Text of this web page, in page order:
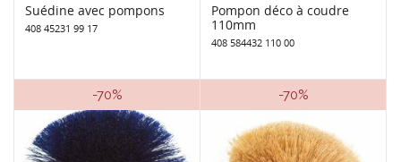
Suédine avec pompons
408 45231 99 17
Pompon déco à coudre
110mm
408 584432 110 00
-70% -70%